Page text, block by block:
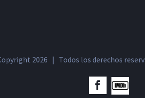
2026 | Todos los derechos
Facebook
IMDb